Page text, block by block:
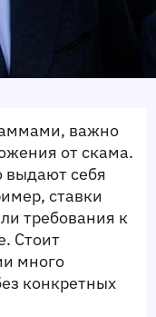
важно
от скама.
себя
ставки
требования к
Стоит
много
конкретных